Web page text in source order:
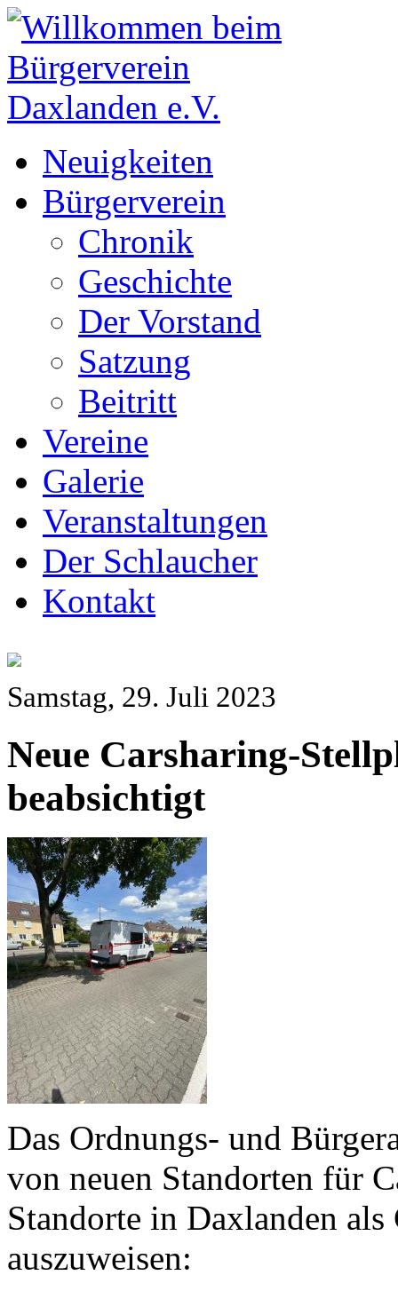
Neuigkeiten
Bürgerverein
Chronik
Geschichte
Der Vorstand
Satzung
Beitritt
Vereine
Galerie
Veranstaltungen
Der Schlaucher
Kontakt
Samstag, 29. Juli 2023
Neue Carsharing-
beabsichtigt
Das Ordnungs- und
von neuen Standorten für
Standorte in Daxlanden
auszuweisen: